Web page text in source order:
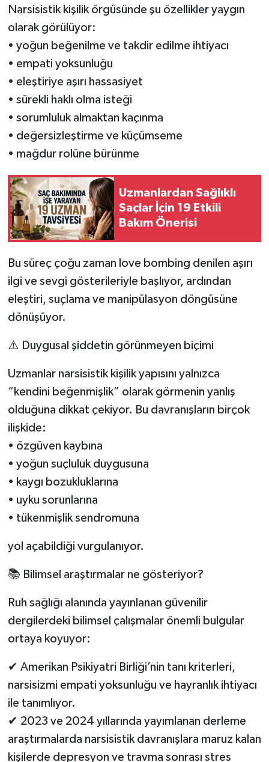
Narsisistik kişilik örgüsünde şu özellikler yaygın
olarak görülüyor:
• yoğun beğenilme ve takdir edilme ihtiyacı
• empati yoksunluğu
• eleştiriye aşırı hassasiyet
• sürekli haklı olma isteği
• sorumluluk almaktan kaçınma
• değersizleştirme ve küçümseme
• mağdur rolüne bürünme
Uzmanlardan Sağlıklı
Saçlar İçin 19 Etkili
Bakım Önerisi
Bu süreç çoğu zaman love bombing denilen aşırı
ilgi ve sevgi gösterileriyle başlıyor, ardından
eleştiri, suçlama ve manipülasyon döngüsüne
dönüşüyor.
⚠️ Duygusal şiddetin görünmeyen biçimi
Uzmanlar narsisistik kişilik yapısını yalnızca
“kendini beğenmişlik” olarak görmenin yanlış
olduğuna dikkat çekiyor. Bu davranışların birçok
ilişkide:
• özgüven kaybına
• yoğun suçluluk duygusuna
• kaygı bozukluklarına
• uyku sorunlarına
• tükenmişlik sendromuna
yol açabildiği vurgulanıyor.
📚 Bilimsel araştırmalar ne gösteriyor?
Ruh sağlığı alanında yayınlanan güvenilir
dergilerdeki bilimsel çalışmalar önemli bulgular
ortaya koyuyor:
✔ Amerikan Psikiyatri Birliği’nin tanı kriterleri,
narsisizmi empati yoksunluğu ve hayranlık ihtiyacı
ile tanımlıyor.
✔ 2023 ve 2024 yıllarında yayımlanan derleme
araştırmalarda narsisistik davranışlara maruz kalan
kişilerde depresyon ve travma sonrası stres